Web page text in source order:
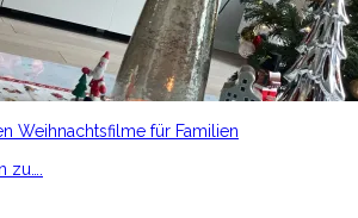
Weihnachtsfilme für Familien
zu….